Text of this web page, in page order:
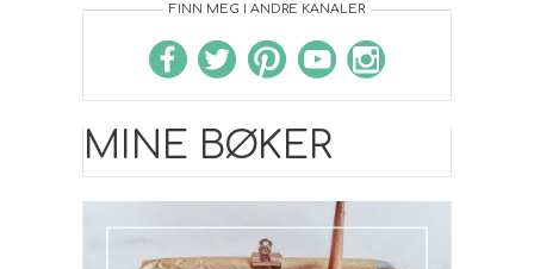
FINN MEG I ANDRE KANALER
MINE BØKER